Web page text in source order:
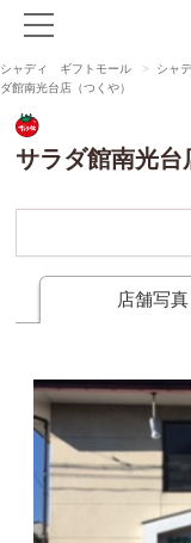
シャディ ギフトモール シャ
ダ館南光台店（つくや）
サラダ館南光台
店舗写真